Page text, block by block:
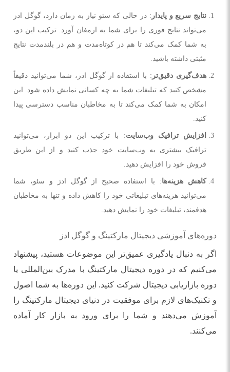
نتایج سریع و پایدار : در حالی که سئو نیاز به زمان دارد، گوگل ادز
می‌تواند نتایج فوری را برای شما به ارمغان آورد. ترکیب این دو،
به شما کمک می‌کند تا هم در کوتاه‌مدت و هم در بلندمدت نتایج
مثبتی داشته باشید.
هدف‌گیری دقیق‌تر : با استفاده از گوگل ادز، شما می‌توانید دقیقاً
مشخص کنید که تبلیغات شما به چه کسانی نمایش داده شود. این
امکان به شما کمک می‌کند تا به مخاطبان مناسب دسترسی پیدا
کنید.
افزایش ترافیک وب‌سایت: با ترکیب این دو ابزار، می‌توانید
ترافیک بیشتری به وب‌سایت خود جذب کنید و از این طریق
فروش خود را افزایش دهید.
کاهش هزینه‌ها: با استفاده صحیح از گوگل ادز و سئو، شما
می‌توانید هزینه‌های تبلیغاتی خود را کاهش داده و تنها به مخاطبان
هدفمند، تبلیغات خود را نمایش دهید.
دوره‌های آموزشی دیجیتال مارکتینگ و گوگل ادز
اگر به دنبال یادگیری عمیق‌تر این موضوعات هستید، پیشنهاد
می‌کنیم که در دوره دیجیتال مارکتینگ با مدرک بین‌المللی یا
دوره بازاریابی دیجیتال شرکت کنید. این دوره‌ها به شما اصول
و تکنیک‌های لازم برای موفقیت در دنیای دیجیتال مارکتینگ را
آموزش می‌دهند و شما را برای ورود به بازار کار آماده
می‌کنند.